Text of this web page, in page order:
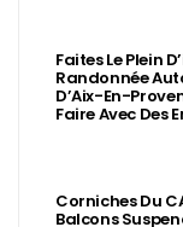
Faites Le Plein
Randonnée
D’Aix-En-
Faire Avec Des
Corniches Du
Balcons